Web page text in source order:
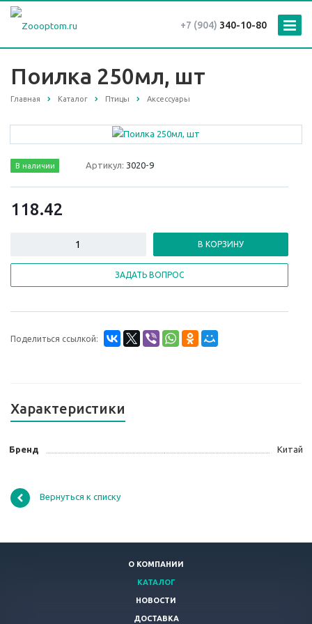
+7 (904) 340-10-80
Поилка 250мл, шт
Главная Каталог Птицы Аксессуары
В наличии Артикул: 3020-9
118.42
В КОРЗИНУ
ЗАДАТЬ ВОПРОС
Поделиться ссылкой:
Характеристики
Бренд Китай
Вернуться к списку
О КОМПАНИИ
КАТАЛОГ
НОВОСТИ
ДОСТАВКА